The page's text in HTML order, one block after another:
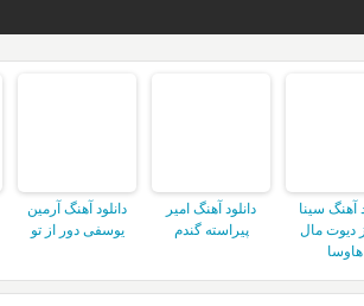
آهنگ سینا
دیوت مال
هاوسا
دانلود آهنگ امیر
پیراسته گندم
دانلود آهنگ آرمین
یوسفی دور از تو